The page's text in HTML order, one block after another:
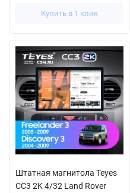
Купить в 1 клик
Штатная магнитола Teyes
CC3 2K 4/32 Land Rover